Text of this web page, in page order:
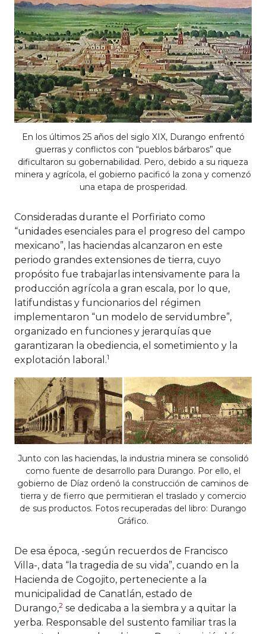
En los últimos 25 años del siglo XIX, Durango enfrentó
guerras y conflictos con “pueblos bárbaros” que
dificultaron su gobernabilidad. Pero, debido a su riqueza
minera y agrícola, el gobierno pacificó la zona y comenzó
una etapa de prosperidad.
Consideradas durante el Porfiriato como
“unidades esenciales para el progreso del campo
mexicano”, las haciendas alcanzaron en este
periodo grandes extensiones de tierra, cuyo
propósito fue trabajarlas intensivamente para la
producción agrícola a gran escala, por lo que,
latifundistas y funcionarios del régimen
implementaron “un modelo de servidumbre”,
organizado en funciones y jerarquías que
garantizaran la obediencia, el sometimiento y la
explotación laboral.1
Junto con las haciendas, la industria minera se consolidó
como fuente de desarrollo para Durango. Por ello, el
gobierno de Díaz ordenó la construcción de caminos de
tierra y de fierro que permitieran el traslado y comercio
de sus productos. Fotos recuperadas del libro: Durango
Gráfico.
De esa época, -según recuerdos de Francisco
Villa-, data “la tragedia de su vida”, cuando en la
Hacienda de Cogojito, perteneciente a la
municipalidad de Canatlán, estado de
Durango,2 se dedicaba a la siembra y a quitar la
yerba. Responsable del sustento familiar tras la